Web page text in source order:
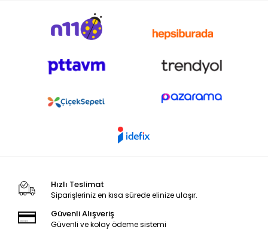
Hızlı Teslimat
Siparişleriniz en kısa sürede elinize ulaşır.
Güvenli Alışveriş
Güvenli ve kolay ödeme sistemi